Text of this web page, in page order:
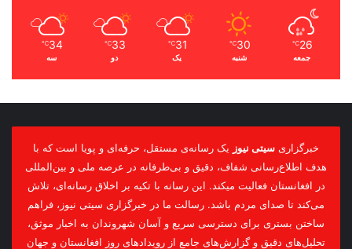
26
℃
جمعه
30
℃
شنبه
31
℃
یک
33
℃
دو
34
℃
سه
خبرگزاری سیتی نیوز یک رسانه‌ی مستقل، حرفه‌ای و پویا است که با
هدف اطلاع‌رسانی شفاف، دقیق و بی‌طرفانه در عرصه ملی و بین‌المللی
در افغانستان فعالیت میکند. این رسانه با تکیه بر اخلاق رسانه‌ای، تلاش
می‌کند تا صدای مردم باشد. رسالت ما در خبرگزاری سیتی نیوز، فراهم
ساختن بستری برای دسترسی سریع و آسان شهروندان به اخبار موثق،
تحلیل‌های دقیق و گزارش‌های جامع از رویدادهای روز افغانستان و جهان